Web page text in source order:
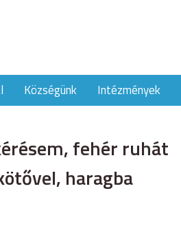
Községünk Intézmények
fehér ruhát
haragba